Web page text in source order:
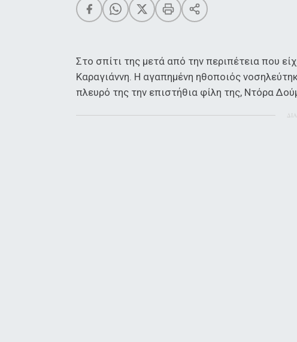
Στο σπίτι της μετά από την περιπέτεια που
Καραγιάννη. Η αγαπημένη ηθοποιός
πλευρό της την επιστήθια φίλη της, Ντόρα